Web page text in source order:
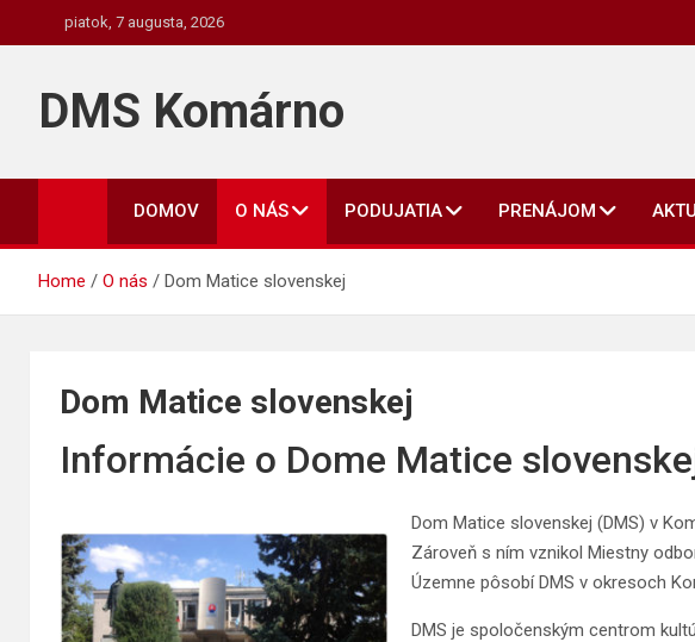
to
piatok, 7 augusta, 2026
DMS Komárno
DOMOV O NÁS PODUJATIA PRENÁJOM
Home O nás Dom Matice slovenskej
Dom Matice slovenskej
Informácie o Dome Matice
Dom Matice slovenskej (DMS) v
Zároveň s ním vznikol Miestny
Územne pôsobí DMS v okresoch
DMS je spoločenským centrom